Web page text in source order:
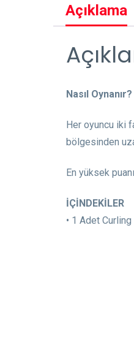
Açıklama
Nasıl Oynanır?
Her oyuncu iki
bölgesinden
En yüksek
İÇİNDEKİLER
• 1 Adet Curling